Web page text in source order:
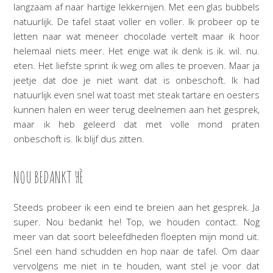
langzaam af naar hartige lekkernijen. Met een glas bubbels
natuurlijk. De tafel staat voller en voller. Ik probeer op te
letten naar wat meneer chocolade vertelt maar ik hoor
helemaal niets meer. Het enige wat ik denk is ik. wil. nu.
eten. Het liefste sprint ik weg om alles te proeven. Maar ja
jeetje dat doe je niet want dat is onbeschoft. Ik had
natuurlijk even snel wat toast met steak tartare en oesters
kunnen halen en weer terug deelnemen aan het gesprek,
maar ik heb geleerd dat met volle mond praten
onbeschoft is. Ik blijf dus zitten.
NOU BEDANKT HÈ
Steeds probeer ik een eind te breien aan het gesprek. Ja
super. Nou bedankt he! Top, we houden contact. Nog
meer van dat soort beleefdheden floepten mijn mond uit.
Snel een hand schudden en hop naar de tafel. Om daar
vervolgens me niet in te houden, want stel je voor dat